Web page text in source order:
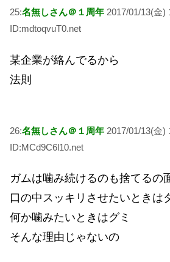
25:名無しさん＠１周年 2017/01/13(金)
ID:mdtoqvuT0.net
某企業が絡んでるから
法則
26:名無しさん＠１周年 2017/01/13(金)
ID:MCd9C6l10.net
ガムは噛み続けるのも捨てるの
口の中スッキリさせたいときは
何か噛みたいときはグミ
そんな理由じゃないの